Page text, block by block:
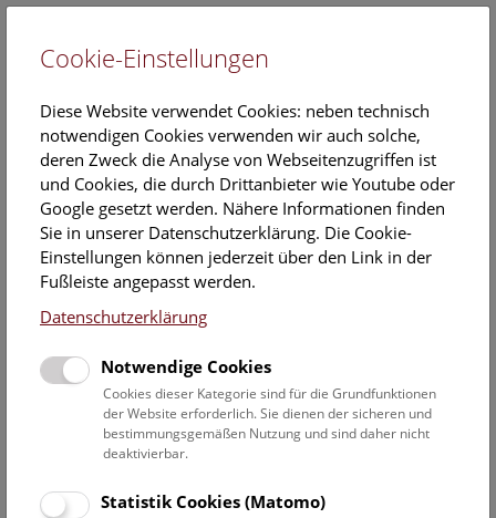
EN
Veranstaltungskalender
Informationen zu Gruppen,- Kindergarten- und
Schulprogrammen finden Siehier
Datumsfilter
13.6.2024
Datum auswählen
Cookie-Einstellungen
Diese Website verwendet Cookies: neben technisch
notwendigen Cookies verwenden wir auch solche,
deren Zweck die Analyse von Webseitenzugriffen ist
und Cookies, die durch Drittanbieter wie Youtube oder
Google gesetzt werden. Nähere Informationen finden
Sie in unserer Datenschutzerklärung. Die Cookie-
Einstellungen können jederzeit über den Link in der
Fußleiste angepasst werden.
Datenschutzerklärung
Notwendige Cookies
Cookies dieser Kategorie sind für die Grundfunktionen
der Website erforderlich. Sie dienen der sicheren und
bestimmungsgemäßen Nutzung und sind daher nicht
deaktivierbar.
Statistik Cookies (Matomo)